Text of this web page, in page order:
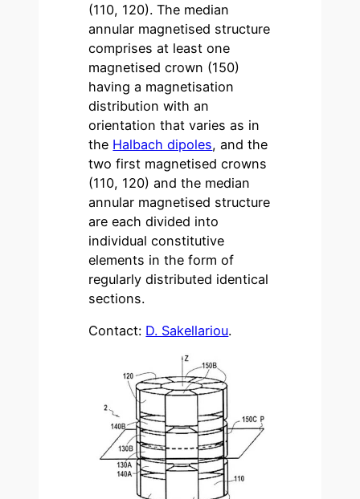
(110, 120). The median
annular magnetised structure
comprises at least one
magnetised crown (150)
having a magnetisation
distribution with an
orientation that varies as in
the Halbach dipoles, and the
two first magnetised crowns
(110, 120) and the median
annular magnetised structure
are each divided into
individual constitutive
elements in the form of
regularly distributed identical
sections.
Contact: D. Sakellariou.